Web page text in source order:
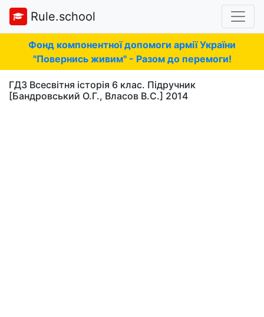
Rule.school
Фонд компонентної допомоги армії України
"Повернись живим" - Разом до перемоги!
ГДЗ Всесвітня історія 6 клас. Підручник
[Бандровський О.Г., Власов В.С.] 2014